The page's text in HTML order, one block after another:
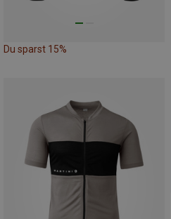
Du sparst 15%